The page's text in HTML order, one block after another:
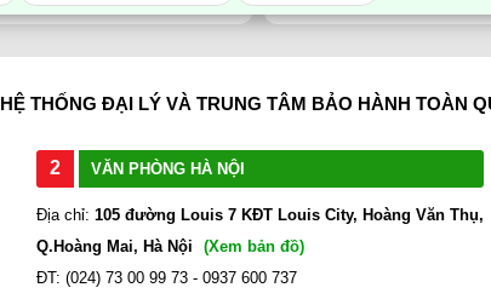
HỆ THỐNG ĐẠI LÝ VÀ TRUNG TÂM BẢO HÀNH TOÀN
2 VĂN PHÒNG HÀ NỘI
Địa chỉ: 105 đường Louis 7 KĐT Louis City, Hoàng Văn Thụ,
Q.Hoàng Mai, Hà Nội
(Xem bản đồ)
ĐT: (024) 73 00 99 73 - 0937 600 737